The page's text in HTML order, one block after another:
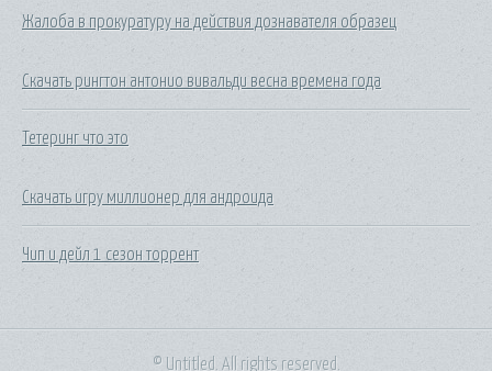
Жалоба в прокуратуру на действия дознавателя образец
Скачать рингтон антонио вивальди весна времена года
Тетеринг что это
Скачать игру миллионер для андроида
Чип и дейл 1 сезон торрент
© Untitled. All rights reserved.